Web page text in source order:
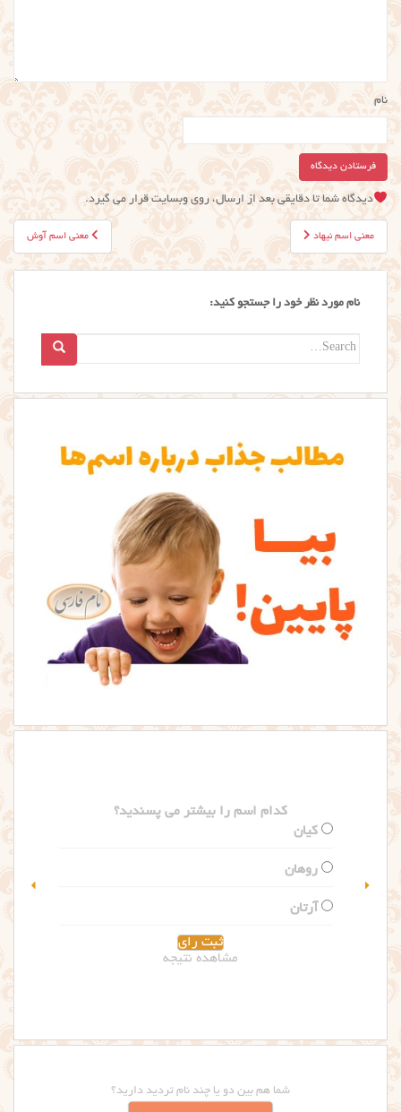
نام
دیدگاه شما تا دقایقی بعد از ارسال، روی وبسایت قرار می گیرد.
راهبری
نوشته
معنی اسم آوش معنی اسم نیهاد
نام مورد نظر خود را جستجو کنید:
Search
مشاهده نتیجه
شما هم بین دو یا چند نام تردید دارید؟